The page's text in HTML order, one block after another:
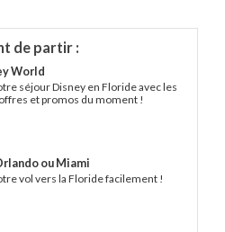
de partir :
World
séjour Disney en Floride avec les
et promos du moment !
ou Miami
vol vers la Floride facilement !